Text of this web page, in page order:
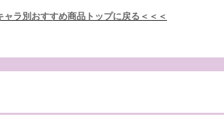
ャラ別おすすめ商品トップに戻る＜＜＜